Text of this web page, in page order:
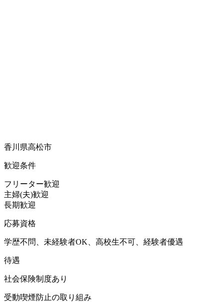
香川県高松市
歓迎条件
フリーター歓迎
主婦(夫)歓迎
長期歓迎
応募資格
学歴不問、未経験者OK、高校生不可、経験者優遇
待遇
社会保険制度あり
受動喫煙防止の取り組み